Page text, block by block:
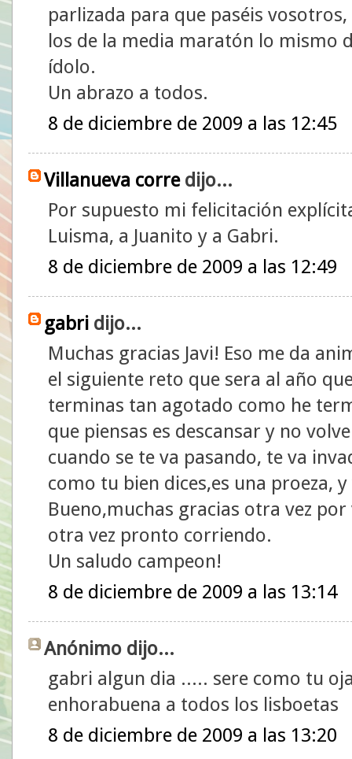
parlizada para que paséis
los de la media maratón lo mismo
ídolo.
Un abrazo a todos.
8 de diciembre de 2009 a las 12:45
Villanueva corredijo...
Por supuesto mi felicitación
Luisma, a Juanito y a Gabri.
8 de diciembre de 2009 a las 12:49
gabri dijo...
Muchas gracias Javi! Eso me da
el siguiente reto que sera al año
terminas tan agotado como he
que piensas es descansar y no
cuando se te va pasando, te va
como tu bien dices,es una proeza,
Bueno,muchas gracias otra vez
otra vez pronto corriendo.
Un saludo campeon!
8 de diciembre de 2009 a las 13:14
Anónimo dijo...
gabri algun dia ..... sere como tu
enhorabuena a todos los lisboetas
8 de diciembre de 2009 a las 13:20